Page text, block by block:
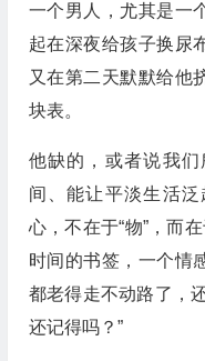
一个男人，尤其是一
起在深夜给孩子换尿
又在第二天默默给他
块表。
他缺的，或者说我
间、能让平淡生活
心，不在于“物”，而在
时间的书签，一个情
都老得走不动路了，
还记得吗？”